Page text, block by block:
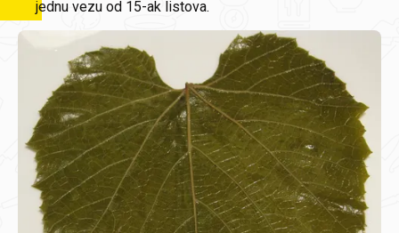
jednu vezu od 15-ak listova.